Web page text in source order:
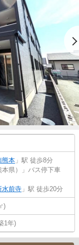
熊本 」駅 徒歩8分
本県）」バス停下車
水前寺 」駅 徒歩20分
)
1年)